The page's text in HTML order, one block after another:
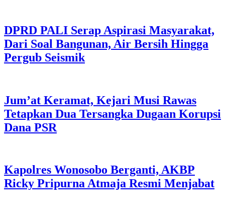
DPRD PALI Serap Aspirasi Masyarakat,
Dari Soal Bangunan, Air Bersih Hingga
Pergub Seismik
Jum’at Keramat, Kejari Musi Rawas
Tetapkan Dua Tersangka Dugaan Korupsi
Dana PSR
Kapolres Wonosobo Berganti, AKBP
Ricky Pripurna Atmaja Resmi Menjabat